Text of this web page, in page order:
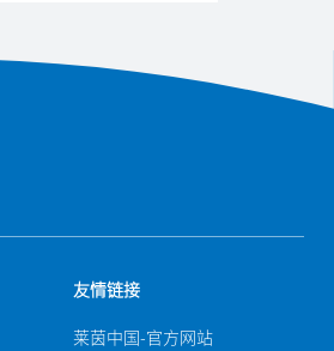
友情链接
莱茵中国-官方网站